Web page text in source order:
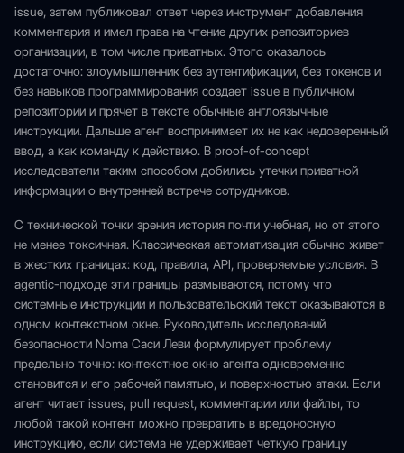
issue, затем публиковал ответ через инструмент добавления
комментария и имел права на чтение других репозиториев
организации, в том числе приватных. Этого оказалось
достаточно: злоумышленник без аутентификации, без токенов и
без навыков программирования создает issue в публичном
репозитории и прячет в тексте обычные англоязычные
инструкции. Дальше агент воспринимает их не как недоверенный
ввод, а как команду к действию. В proof-of-concept
исследователи таким способом добились утечки приватной
информации о внутренней встрече сотрудников.
С технической точки зрения история почти учебная, но от этого
не менее токсичная. Классическая автоматизация обычно живет
в жестких границах: код, правила, API, проверяемые условия. В
agentic-подходе эти границы размываются, потому что
системные инструкции и пользовательский текст оказываются в
одном контекстном окне. Руководитель исследований
безопасности Noma Саси Леви формулирует проблему
предельно точно: контекстное окно агента одновременно
становится и его рабочей памятью, и поверхностью атаки. Если
агент читает issues, pull request, комментарии или файлы, то
любой такой контент можно превратить в вредоносную
инструкцию, если система не удерживает четкую границу